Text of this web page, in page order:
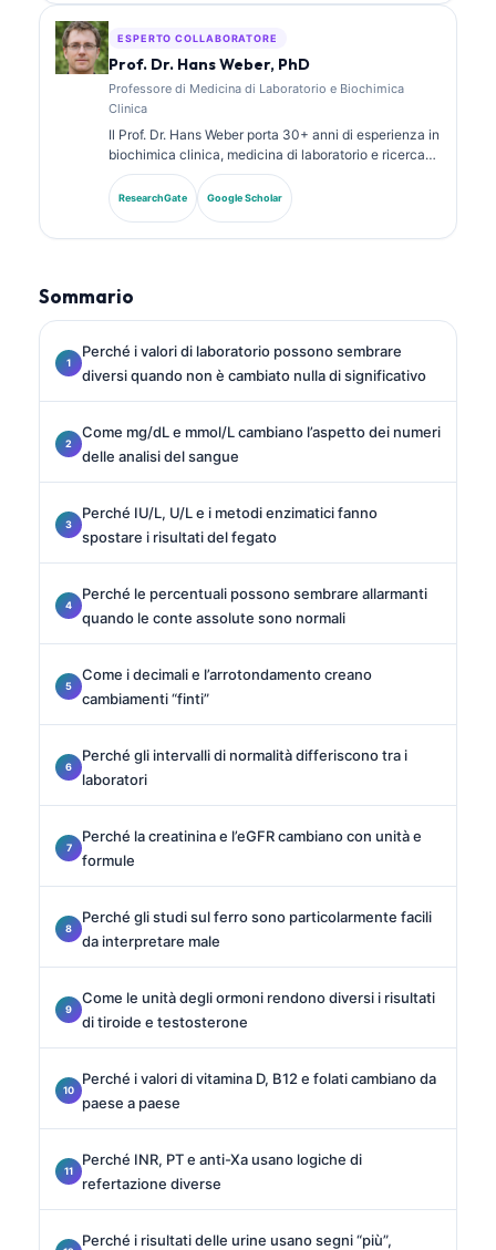
ESPERTO COLLABORATORE
Prof. Dr. Hans Weber, PhD
Professore di Medicina di Laboratorio e Biochimica
Clinica
Il Prof. Dr. Hans Weber porta 30+ anni di esperienza in
biochimica clinica, medicina di laboratorio e ricerca
sui biomarcatori. Ex Presidente della Società Tedesca
di Chimica Clinica, si specializza nell’analisi dei
pannelli diagnostici, nella standardizzazione dei
ResearchGate Google Scholar
Sommario
Perché i valori di laboratorio possono sembrare
diversi quando non è cambiato nulla di significativo
Come mg/dL e mmol/L cambiano l’aspetto dei numeri
delle analisi del sangue
Perché IU/L, U/L e i metodi enzimatici fanno
spostare i risultati del fegato
Perché le percentuali possono sembrare allarmanti
quando le conte assolute sono normali
Come i decimali e l’arrotondamento creano
cambiamenti “finti”
Perché gli intervalli di normalità differiscono tra i
laboratori
Perché la creatinina e l’eGFR cambiano con unità e
formule
Perché gli studi sul ferro sono particolarmente facili
da interpretare male
Come le unità degli ormoni rendono diversi i risultati
di tiroide e testosterone
Perché i valori di vitamina D, B12 e folati cambiano da
paese a paese
Perché INR, PT e anti-Xa usano logiche di
refertazione diverse
Perché i risultati delle urine usano segni “più”,